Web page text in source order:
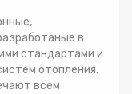
в
стандартами и
отопления.
всем